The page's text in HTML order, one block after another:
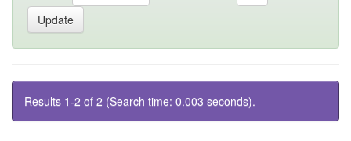
Results 1-2 of 2 (Search time: 0.003 seconds).